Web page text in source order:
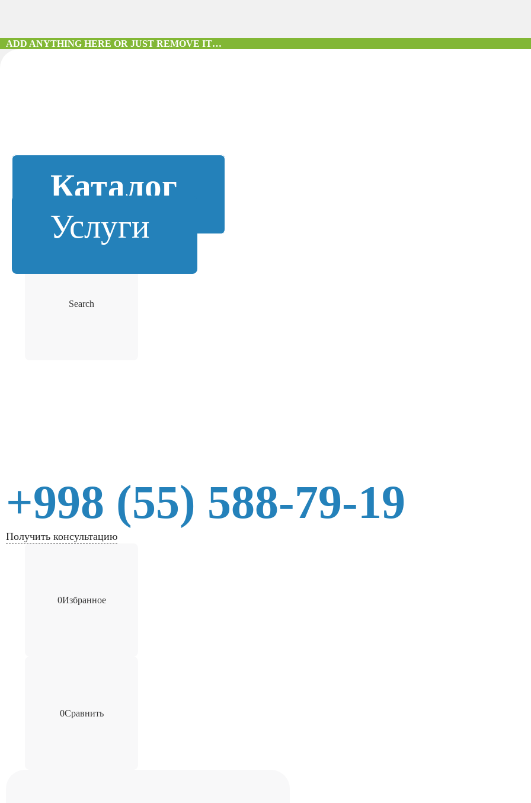
ADD ANYTHING HERE OR JUST REMOVE IT…
Каталог
Услуги
Search
+998 (55) 588-79-19
Получить консультацию
0Избранное
0Сравнить